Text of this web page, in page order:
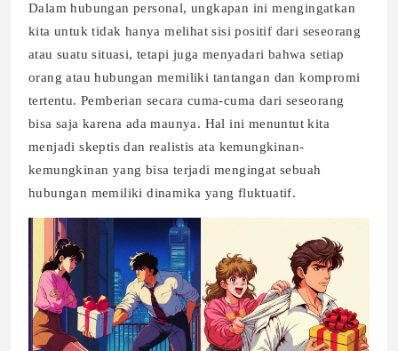
Dalam hubungan personal, ungkapan ini mengingatkan
kita untuk tidak hanya melihat sisi positif dari seseorang
atau suatu situasi, tetapi juga menyadari bahwa setiap
orang atau hubungan memiliki tantangan dan kompromi
tertentu. Pemberian secara cuma-cuma dari seseorang
bisa saja karena ada maunya. Hal ini menuntut kita
menjadi skeptis dan realistis ata kemungkinan-
kemungkinan yang bisa terjadi mengingat sebuah
hubungan memiliki dinamika yang fluktuatif.